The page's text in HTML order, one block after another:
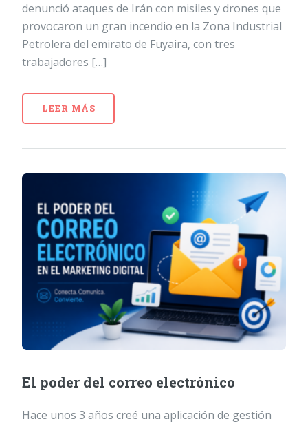
denunció ataques de Irán con misiles y drones que
provocaron un gran incendio en la Zona Industrial
Petrolera del emirato de Fuyaira, con tres
trabajadores […]
LEER MÁS
El poder del correo electrónico
Hace unos 3 años creé una aplicación de gestión